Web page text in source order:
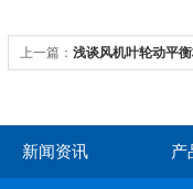
上一篇： 浅谈风机叶轮动平
新闻资讯 产